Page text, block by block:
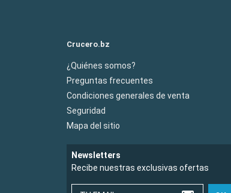
Crucero.bz
¿Quiénes somos?
Preguntas frecuentes
Condiciones generales de venta
Seguridad
Mapa del sitio
Newsletters
Recibe nuestras exclusivas ofertas